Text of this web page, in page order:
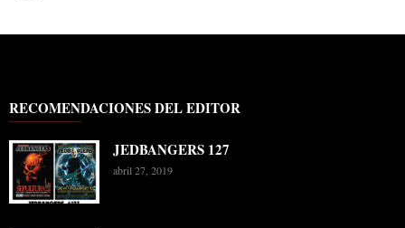
RECOMENDACIONES DEL EDITOR
JEDBANGERS 127
abril 27, 2019